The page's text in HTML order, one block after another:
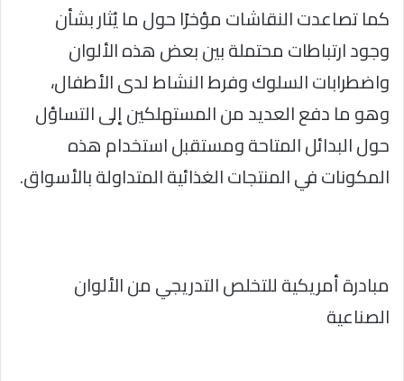
كما تصاعدت النقاشات مؤخرًا حول ما يُثار بشأن
وجود ارتباطات محتملة بين بعض هذه الألوان
واضطرابات السلوك وفرط النشاط لدى الأطفال،
وهو ما دفع العديد من المستهلكين إلى التساؤل
حول البدائل المتاحة ومستقبل استخدام هذه
المكونات في المنتجات الغذائية المتداولة بالأسواق.
مبادرة أمريكية للتخلص التدريجي من الألوان
الصناعية